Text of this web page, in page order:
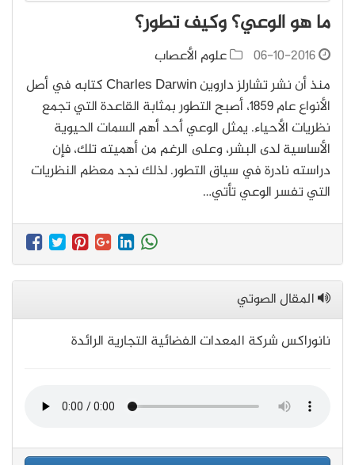
ما هو الوعي؟ وكيف تطور؟
06-10-2016
علوم الأعصاب
منذ أن نشر تشارلز داروين Charles Darwin كتابه في أصل
الأنواع عام 1859، أصبح التطور بمثابة القاعدة التي تجمع
نظريات الأحياء. يمثل الوعي أحد أهم السمات الحيوية
الأساسية لدى البشر، وعلى الرغم من أهميته تلك، فإن
دراسته نادرة في سياق التطور. لذلك نجد معظم النظريات
التي تفسر الوعي تأتي…
المقال الصوتي
نانوراكس شركة المعدات الفضائية التجارية الرائدة